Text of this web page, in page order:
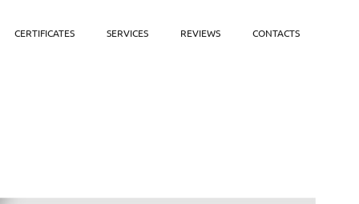
CERTIFICATES SERVICES REVIEWS CONTACTS